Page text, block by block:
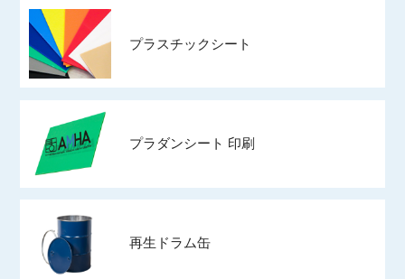
プラスチックシート
プラダンシート 印刷
再生ドラム缶